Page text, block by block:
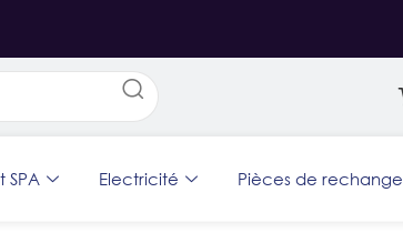
SPA Electricité Pièces de rechange